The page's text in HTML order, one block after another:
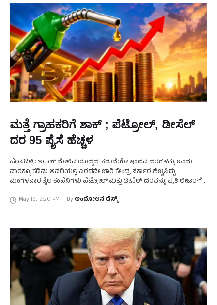
ಮತ್ತೆ ಗ್ರಾಹಕರಿಗೆ ಶಾಕ್ ; ಪೆಟ್ರೋಲ್, ಡೀಸೆಲ್
ದರ 95 ಪೈಸೆ ಹೆಚ್ಚಳ
ಹೊಸದಿಲ್ಲಿ : ಇರಾನ್ ಮೇಲಿನ ಯುದ್ಧದ ನಡುವೆಯೇ ಇಂಧನ ದರಗಳನ್ನು ಒಂದು
ವಾರಕ್ಕೂ ಕಡಿಮೆ ಅವಧಿಯಲ್ಲಿ ಎರಡನೇ ಬಾರಿ ಕೇಂದ್ರ ಸರ್ಕಾರ ಹೆಚ್ಚಿಸಿದ್ದು,
ಮಂಗಳವಾರ ತೈಲ ಕಂಪೆನಿಗಳು ಪೆಟ್ರೋಲ್ ಮತ್ತು ಡೀಸೆಲ್ ದರವನ್ನು ಪ್ರತಿ ಲೀಟರ್‌ಗೆ
May 19, 2:20 PM By ಆಂದೋಲನ ಡೆಸ್ಕ್